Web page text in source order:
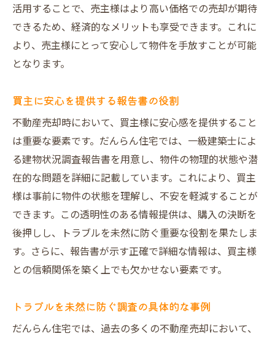
活用することで、売主様はより高い価格での売却が期待
できるため、経済的なメリットも享受できます。これに
より、売主様にとって安心して物件を手放すことが可能
となります。
買主に安心を提供する報告書の役割
不動産売却時において、買主様に安心感を提供すること
は重要な要素です。だんらん住宅では、一級建築士によ
る建物状況調査報告書を用意し、物件の物理的状態や潜
在的な問題を詳細に記載しています。これにより、買主
様は事前に物件の状態を理解し、不安を軽減することが
できます。この透明性のある情報提供は、購入の決断を
後押しし、トラブルを未然に防ぐ重要な役割を果たしま
す。さらに、報告書が示す正確で詳細な情報は、買主様
との信頼関係を築く上でも欠かせない要素です。
トラブルを未然に防ぐ調査の具体的な事例
だんらん住宅では、過去の多くの不動産売却において、